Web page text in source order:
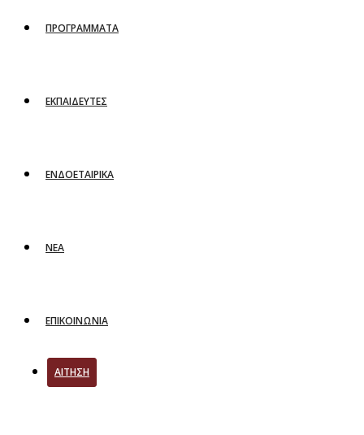
ΠΡΟΓΡΑΜΜΑΤΑ
ΕΚΠΑΙΔΕΥΤΕΣ
ΕΝΔΟΕΤΑΙΡΙΚΑ
ΝΕΑ
ΕΠΙΚΟΙΝΩΝΙΑ
ΑΙΤΗΣΗ